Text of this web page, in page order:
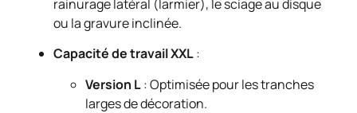
rainurage latéral (larmier), le sciage au disque
ou la gravure inclinée.
Capacité de travail XXL:
Version L: Optimisée pour les tranches
larges de décoration.